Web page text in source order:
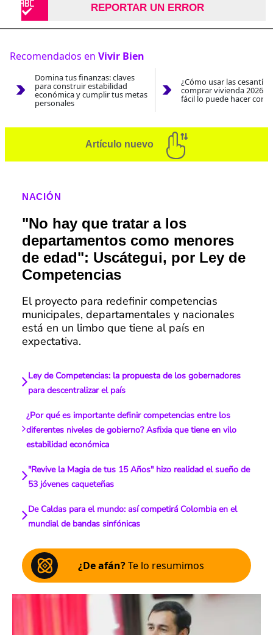
REPORTAR UN ERROR
Recomendados en Vivir Bien
Domina tus finanzas: claves
para construir estabilidad
económica y cumplir tus metas
personales
¿Cómo usar las
comprar vivienda 2026?
fácil lo puede hacer con
Artículo nuevo
NACIÓN
"No hay que tratar a los
departamentos como menores
de edad": Uscátegui, por Ley de
Competencias
El proyecto para redefinir competencias
municipales, departamentales y nacionales
está en un limbo que tiene al país en
expectativa.
Ley de Competencias: la propuesta de los gobernadores
para descentralizar el país
¿Por qué es importante definir competencias entre los
diferentes niveles de gobierno? Asfixia que tiene en vilo
estabilidad económica
"Revive la Magia de tus 15 Años" hizo realidad el sueño de
53 jóvenes caqueteñas
De Caldas para el mundo: así competirá Colombia en el
mundial de bandas sinfónicas
¿De afán?Te lo resumimos